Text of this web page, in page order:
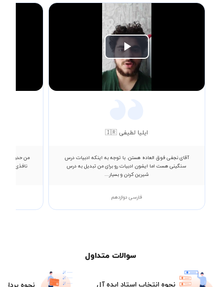
Play
Video
ایلیا لطیفی 🇮🇷
آقای نجفی فوق العاده هستن. با توجه به اینکه ادبیات درس
سنگینی هست اما ایشون ادبیات رو برای من تبدیل به درس
شیرین کردن و بسیار...
فارسی دوازدهم
نافذی با
سوالات متداول
نحوه انتخاب استاد ایده آل